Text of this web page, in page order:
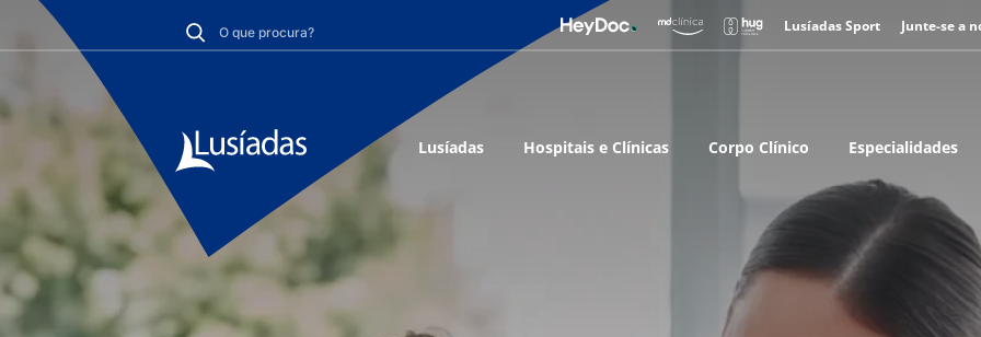
Lusíadas Sport Junte-se a
Lusíadas Hospitais e Clínicas Corpo Clínico Especialidades